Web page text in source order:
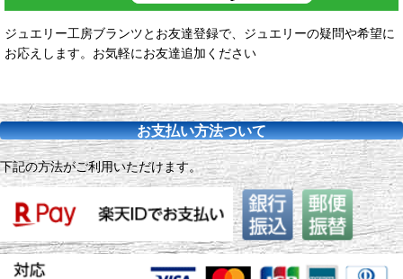
ジュエリー工房ブランツとお友達登録で、ジュエリーの疑問や希望に
お応えします。お気軽にお友達追加ください
お支払い方法ついて
下記の方法がご利用いただけます。